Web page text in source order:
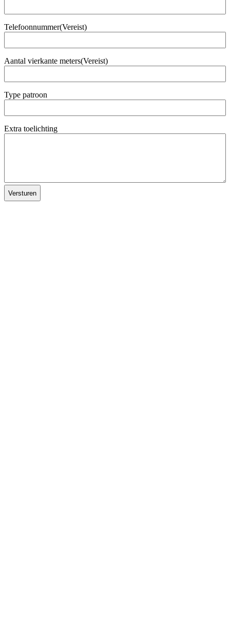
Telefoonnummer(Vereist)
Aantal vierkante meters(Vereist)
Type patroon
Extra toelichting